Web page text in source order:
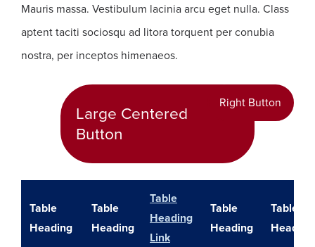
Mauris massa. Vestibulum lacinia arcu eget nulla. Class
aptent taciti sociosqu ad litora torquent per conubia
nostra, per inceptos himenaeos.
Right Button
Large Centered
Button
Table
Heading
Table
Heading
Table
Heading
Link
Table
Heading
Table
Heading